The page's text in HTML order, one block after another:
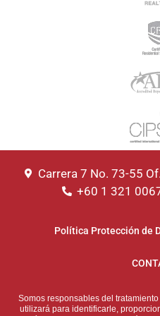
Carrera 7 No. 73-55
+60 1 321
Política Protección de
Somos responsables del
utilizará para identificarle,